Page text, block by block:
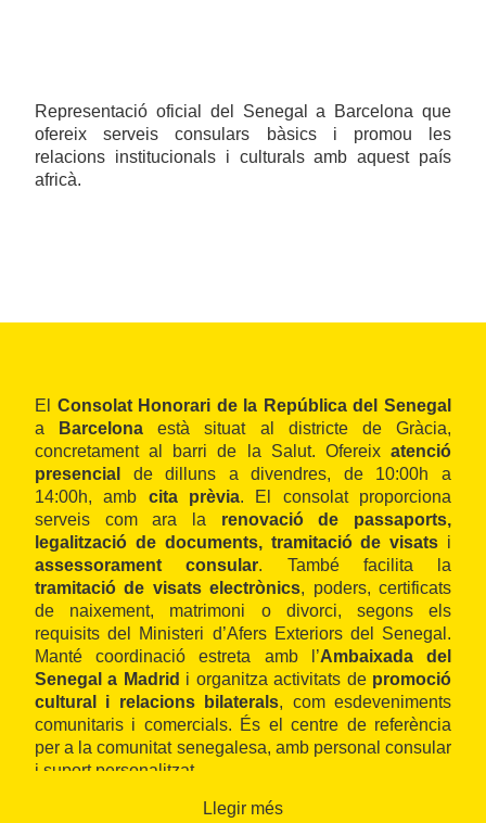
Representació oficial del Senegal a Barcelona que
ofereix serveis consulars bàsics i promou les
relacions institucionals i culturals amb aquest país
africà.
El Consolat Honorari de la República del Senegal
a
Barcelona està situat al districte de Gràcia,
concretament al barri de la
Salut. Ofereixatenció
presencial de dilluns a divendres, de 10:00h a
14:00h, amb cita prèvia. El consolat proporciona
serveis com ara la renovació de passaports,
legalització de documents, tramitació de visats i
assessorament consular. També facilita la
tramitació de visats electrònics, poders, certificats
de naixement, matrimoni o divorci, segons els
requisits del Ministeri d’Afers Exteriors del Senegal.
Manté coordinació estreta amb l’Ambaixada del
Senegal a Madrid i organitza activitats de promoció
cultural i relacions bilaterals, com esdeveniments
comunitaris i comercials. És el centre de referència
per a la comunitat senegalesa, amb personal consular
i suport personalitzat.
Llegir més